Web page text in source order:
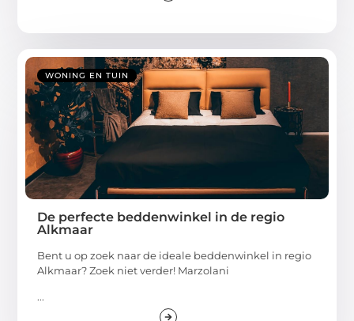
WONING EN TUIN
De perfecte beddenwinkel in de regio
Alkmaar
Bent u op zoek naar de ideale beddenwinkel in regio
Alkmaar? Zoek niet verder! Marzolani
...